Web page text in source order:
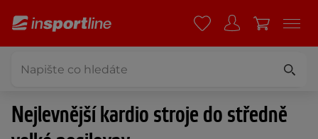
Nejlevnější kardio stroje do středně